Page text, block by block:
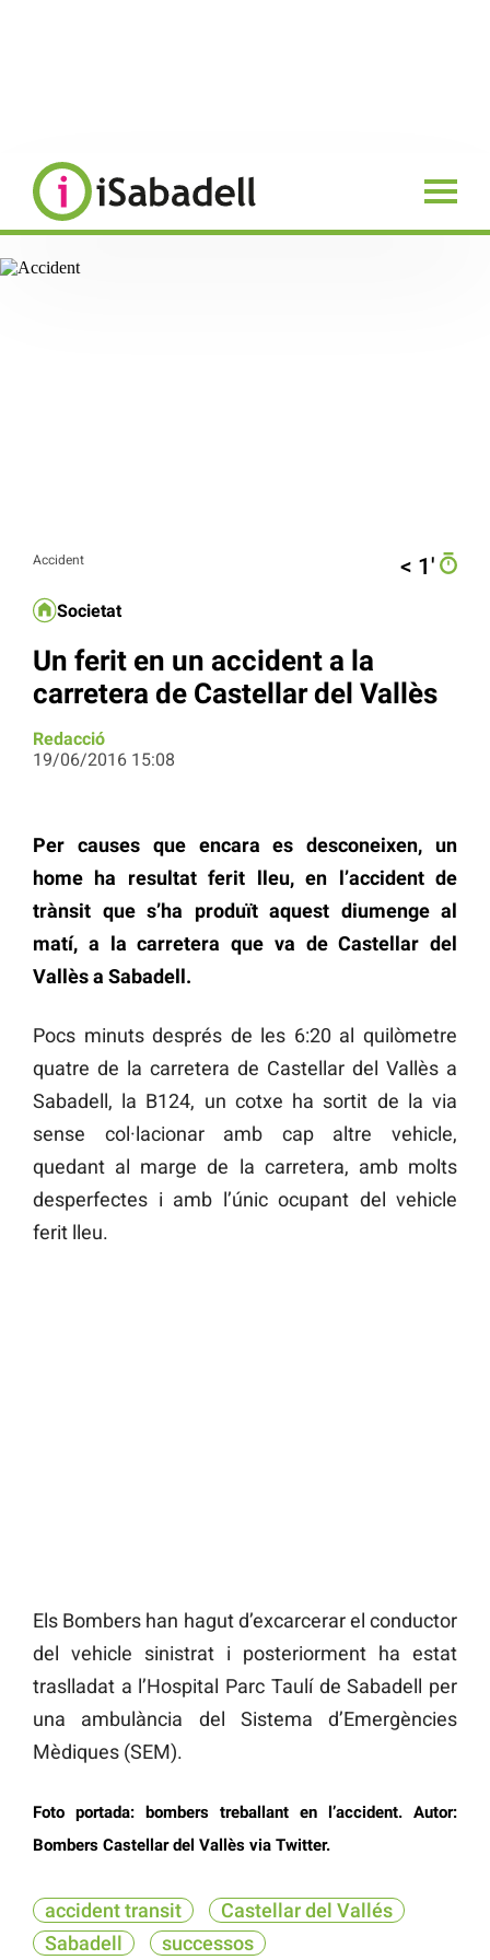
Accident < 1′
Societat
Un ferit en un accident a la
carretera de Castellar del Vallès
Redacció
19/06/2016 15:08
Per causes que encara es desconeixen, un
home ha resultat ferit lleu, en l’accident de
trànsit que s’ha produït aquest diumenge al
matí, a la carretera que va de Castellar del
Vallès a Sabadell.
Pocs minuts després de les 6:20 al quilòmetre
quatre de la carretera de Castellar del Vallès a
Sabadell, la B124, un cotxe ha sortit de la via
sense col·lacionar amb cap altre vehicle,
quedant al marge de la carretera, amb molts
desperfectes i amb l’únic ocupant del vehicle
ferit lleu.
Els Bombers han hagut d’excarcerar el conductor
del vehicle sinistrat i posteriorment ha estat
traslladat a l’Hospital Parc Taulí de Sabadell per
una ambulància del Sistema d’Emergències
Mèdiques (SEM).
Foto portada: bombers treballant en l’accident. Autor:
Bombers Castellar del Vallès via Twitter.
accident transit
Castellar del Vallés
Sabadell
successos